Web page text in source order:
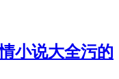
小说大全污的